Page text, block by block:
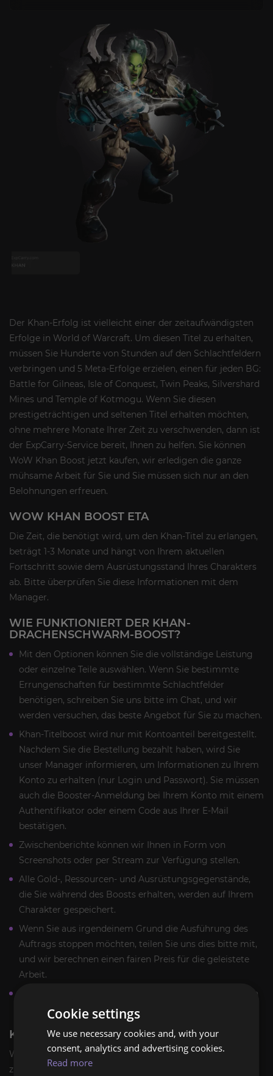
Der Khan-Erfolg ist vielleicht einer der zeitaufwändigsten
Erfolge in World of Warcraft. Um diesen Titel zu erhalten,
müssen Sie Hunderte von Stunden auf den Schlachtfeldern
verbringen und 5 Meta-Erfolge erzielen, einen für jeden BG:
Battle for Gilneas, Isle of Conquest, Twin Peaks, Silvershard
Mines und Temple of Kotmogu. Wenn Sie diesen
prestigeträchtigen und seltenen Titel erhalten möchten,
ohne mehrere Monate Ihrer Zeit zu verschwenden, dann ist
der ExpCarry-Service bereit, Ihnen zu helfen. Sie können
WoW Khan Boost jetzt kaufen, wir erledigen die ganze
mühsame Arbeit für Sie und Sie müssen sich nur an den
Belohnungen erfreuen.
WOW KHAN BOOST ETA
Die Zeit, die benötigt wird, um den Khan-Titel zu erlangen,
beträgt 1-3 Monate und hängt von Ihrem aktuellen
Fortschritt sowie dem Ausrüstungsstand Ihres Charakters
ab. Bitte überprüfen Sie diese Informationen mit dem
Manager.
WIE FUNKTIONIERT DER KHAN-
DRACHENSCHWARM-BOOST?
Mit den Optionen können Sie die vollständige Leistung
oder einzelne Teile auswählen. Wenn Sie bestimmte
Errungenschaften für bestimmte Schlachtfelder
benötigen, schreiben Sie uns bitte im Chat, und wir
werden versuchen, das beste Angebot für Sie zu machen.
Khan-Titelboost wird nur mit Kontoanteil bereitgestellt.
Nachdem Sie die Bestellung bezahlt haben, wird Sie
unser Manager informieren, um Informationen zu Ihrem
Konto zu erhalten (nur Login und Passwort). Sie müssen
auch die Booster-Anmeldung bei Ihrem Konto mit einem
Authentifikator oder einem Code aus Ihrer E-Mail
bestätigen.
Zwischenberichte können wir Ihnen in Form von
Screenshots oder per Stream zur Verfügung stellen.
Alle Gold-, Ressourcen- und Ausrüstungsgegenstände,
die Sie während des Boosts erhalten, werden auf Ihrem
Charakter gespeichert.
Wenn Sie aus irgendeinem Grund die Ausführung des
Auftrags stoppen möchten, teilen Sie uns dies bitte mit,
und wir berechnen einen fairen Preis für die geleistete
Arbeit.
Genauere Informationen und Antworten auf Ihre Fragen
erhalten Sie vom Manager im Chat.
KHAN-ERFOLGS-BOOST-BELOHNUNGEN
Wenn Sie den Khan-Erfolgsträger kaufen, können Sie
zusätzlich zumKhan-
Cookie settings
We use necessary cookies and, with your
consent, analytics and advertising cookies.
Read more